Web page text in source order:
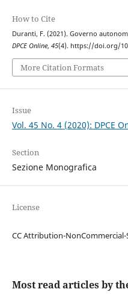
How to Cite
Duranti, F. (2021). Governo
DPCE Online, 45(4). https://doi.org/
More Citation Formats
Issue
Vol. 45 No. 4 (2020): DPCE
Section
Sezione Monografica
License
CC Attribution-NonCommercial-
Most read articles by